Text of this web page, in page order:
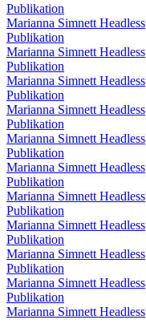
Publikation
Marianna Simnett Headless
Publikation
Marianna Simnett Headless
Publikation
Marianna Simnett Headless
Publikation
Marianna Simnett Headless
Publikation
Marianna Simnett Headless
Publikation
Marianna Simnett Headless
Publikation
Marianna Simnett Headless
Publikation
Marianna Simnett Headless
Publikation
Marianna Simnett Headless
Publikation
Marianna Simnett Headless
Publikation
Marianna Simnett Headless